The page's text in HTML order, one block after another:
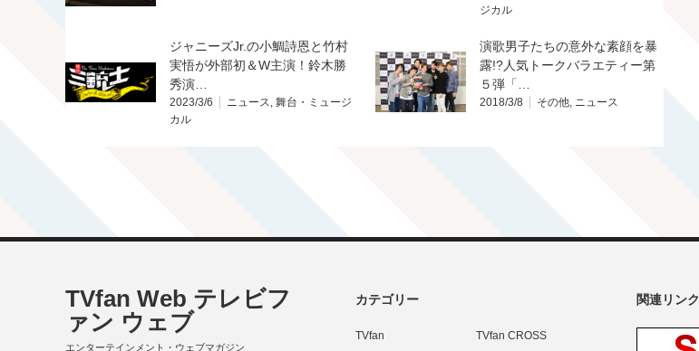
ジカル
ジャニーズJr.の小鯛詩恩と竹村
実悟が外部初＆W主演！鈴木勝
秀演…
2023/3/6 ニュース 舞台・ミュージ
カル
演歌男子たちの意外な素顔を暴
露!?人気トークバラエティー第
５弾「…
2018/3/8 その他 ニュース
カテゴリー
TVfan TVfan CROSS
関連リンク
TVfan Web テレビフ
ァン ウェブ
エンターテインメント・ウェブマガジン